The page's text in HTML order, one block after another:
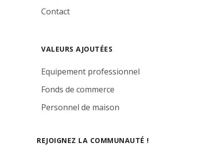
Contact
VALEURS AJOUTÉES
Equipement professionnel
Fonds de commerce
Personnel de maison
REJOIGNEZ LA COMMUNAUTÉ !